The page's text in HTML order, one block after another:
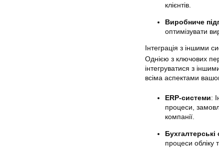
клієнтів.
Виробниче
оптимізувати
Інтеграція з іншими
Однією з ключових
інтегруватися з
всіма аспектами
ERP-системи:
процеси,
компанії.
Бухгалтерські
процеси обліку